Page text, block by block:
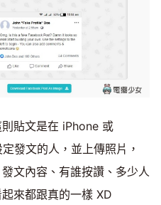
貼文是在 iPhone 或
發文的人，並上傳照片，
文內容、有誰按讚、多少人
來都跟真的一樣 XD